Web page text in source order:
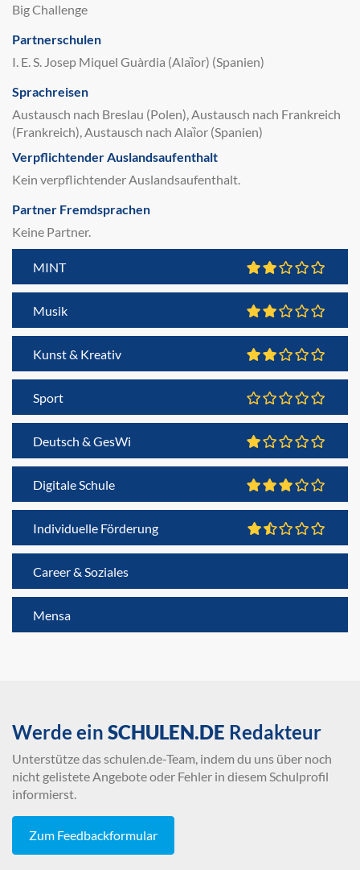
Big Challenge
Partnerschulen
I. E. S. Josep Miquel Guàrdia (Alaȉor) (Spanien)
Sprachreisen
Austausch nach Breslau (Polen), Austausch nach Frankreich
(Frankreich), Austausch nach Alaȉor (Spanien)
Verpflichtender Auslandsaufenthalt
Kein verpflichtender Auslandsaufenthalt.
Partner Fremdsprachen
Keine Partner.
MINT
Musik
Kunst & Kreativ
Sport
Deutsch & GesWi
Digitale Schule
Individuelle Förderung
Career & Soziales
Mensa
Werde ein SCHULEN.DE Redakteur
Unterstütze das schulen.de-Team, indem du uns über noch
nicht gelistete Angebote oder Fehler in diesem Schulprofil
informierst.
Zum Feedbackformular